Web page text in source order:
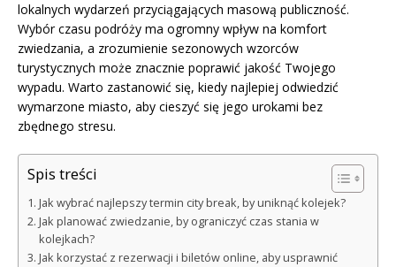
lokalnych wydarzeń przyciągających masową publiczność.
Wybór czasu podróży ma ogromny wpływ na komfort
zwiedzania, a zrozumienie sezonowych wzorców
turystycznych może znacznie poprawić jakość Twojego
wypadu. Warto zastanowić się, kiedy najlepiej odwiedzić
wymarzone miasto, aby cieszyć się jego urokami bez
zbędnego stresu.
Spis treści
Jak wybrać najlepszy termin city break, by uniknąć kolejek?
Jak planować zwiedzanie, by ograniczyć czas stania w
kolejkach?
Jak korzystać z rezerwacji i biletów online, aby usprawnić